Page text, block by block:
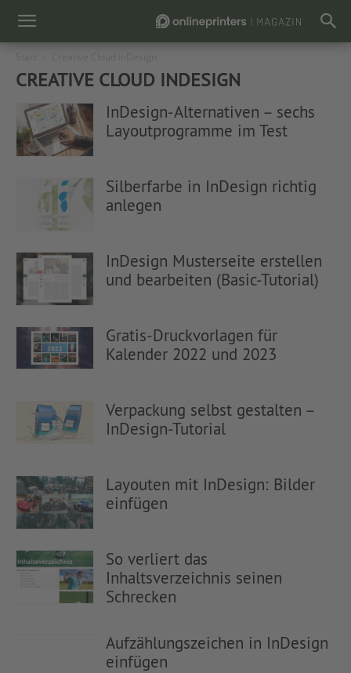
CREATIVE CLOUD INDESIGN
InDesign-Alternativen – sechs
Layoutprogramme im Test
Silberfarbe in InDesign richtig
anlegen
InDesign Musterseite erstellen
und bearbeiten (Basic-Tutorial)
Gratis-Druckvorlagen für
Kalender 2022 und 2023
Verpackung selbst gestalten –
InDesign-Tutorial
Layouten mit InDesign: Bilder
einfügen
So verliert das
Inhaltsverzeichnis seinen
Schrecken
Aufzählungszeichen in InDesign
einfügen